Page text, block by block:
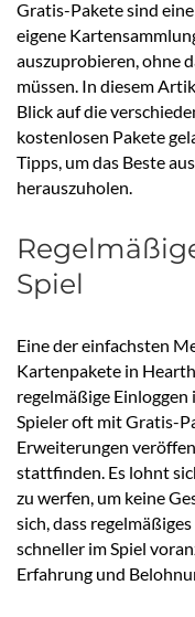
Gratis-Pakete sind
eigene
auszuprobieren, ohne
müssen. In diesem
Blick auf die
kostenlosen Pakete
Tipps, um das Beste
herauszuholen.
Spiel
Eine der einfachsten
Kartenpakete in
regelmäßige
Spieler oft mit Gratis-
Erweiterungen
stattfinden. Es lohnt
zu werfen, um keine
sich, dass
schneller im Spiel
Erfahrung und